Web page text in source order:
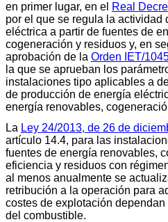
en primer lugar, en el Real
por el que se regula la actividad
eléctrica a partir de fuentes de
cogeneración y residuos y, en
aprobación de la Orden IET/
la que se aprueban los
instalaciones tipo aplicables a
de producción de energía
energía renovables,
La Ley 24/2013, de 26 de
artículo 14.4, para las
fuentes de energía renovables,
eficiencia y residuos con
al menos anualmente se
retribución a la operación para
costes de explotación
del combustible.